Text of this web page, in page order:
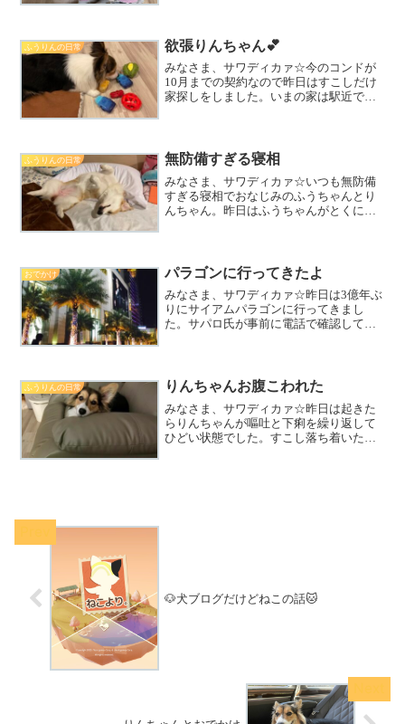
品質的には激安の...
ふうりんの日常 欲張りんちゃん💕
みなさま、サワディカァ☆今のコンドが
10月までの契約なので昨日はすこしだけ
家探しをしました。いまの家は駅近でと
いんだけど家の中で縄跳...
ふうりんの日常 無防備すぎる寝相
みなさま、サワディカァ☆いつも無防備
すぎる寝相でおなじみのふうちゃんとり
んちゃん。昨日はふうちゃんがとくに無
必死で堪えてます。和みま...
おでかけ パラゴンに行ってきたよ
みなさま、サワディカァ☆昨日は3億年ぶ
りにサイアムパラゴンに行ってきまし
た。サパロ氏が事前に電話で確認してく
かせてあげられる場所は...
ふうりんの日常 りんちゃんお腹こわれた
みなさま、サワディカァ☆昨日は起きた
らりんちゃんが嘔吐と下痢を繰り返して
ひどい状態でした。すこし落ち着いた頃
🐶犬ブログだけどねこの話🐱